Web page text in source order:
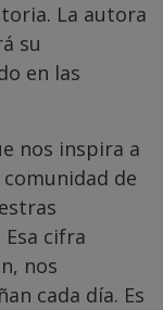
La autora
su
en las
nos inspira a
de
cifra
nos
cada día. Es